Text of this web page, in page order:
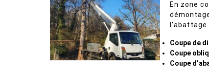
En zone
Coupe de
Coupe
Coupe